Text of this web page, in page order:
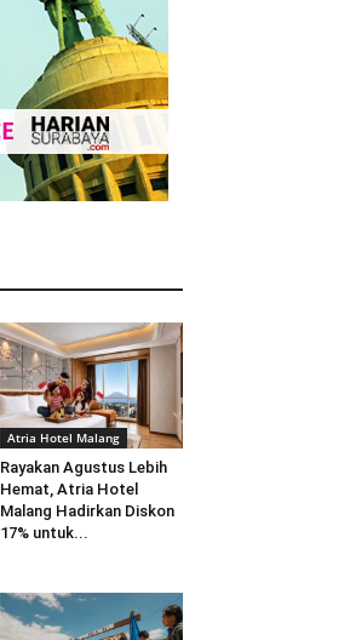
Atria Hotel Malang
Rayakan Agustus Lebih
Hemat, Atria Hotel
Malang Hadirkan Diskon
17% untuk...